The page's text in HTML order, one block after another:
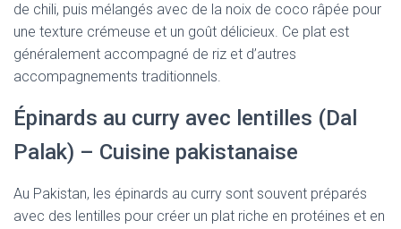
de chili, puis mélangés avec de la noix de coco râpée pour
une texture crémeuse et un goût délicieux. Ce plat est
généralement accompagné de riz et d’autres
accompagnements traditionnels.
Épinards au curry avec lentilles (Dal
Palak) – Cuisine pakistanaise
Au Pakistan, les épinards au curry sont souvent préparés
avec des lentilles pour créer un plat riche en protéines et en